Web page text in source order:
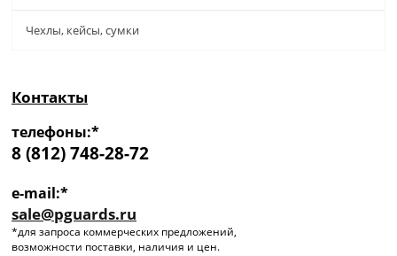
Чехлы, кейсы, сумки
Контакты
телефоны:*
8 (812) 748-28-72
e-mail:*
sale@pguards.ru
*для запроса коммерческих предложений,
возможности поставки, наличия и цен.